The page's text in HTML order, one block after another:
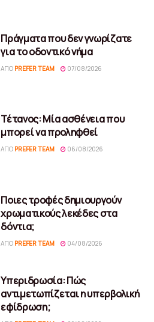
Πράγματα που δεν γνωρίζατε
για το οδοντικό νήμα
ΑΠΌ PREFER TEAM 07/08/2026
Τέτανος: Μία ασθένεια που
μπορεί να προληφθεί
ΑΠΌ PREFER TEAM 06/08/2026
Ποιες τροφές δημιουργούν
χρωματικούς λεκέδες στα
δόντια;
ΑΠΌ PREFER TEAM 04/08/2026
Υπεριδρωσία: Πώς
αντιμετωπίζεται η υπερβολική
εφίδρωση;